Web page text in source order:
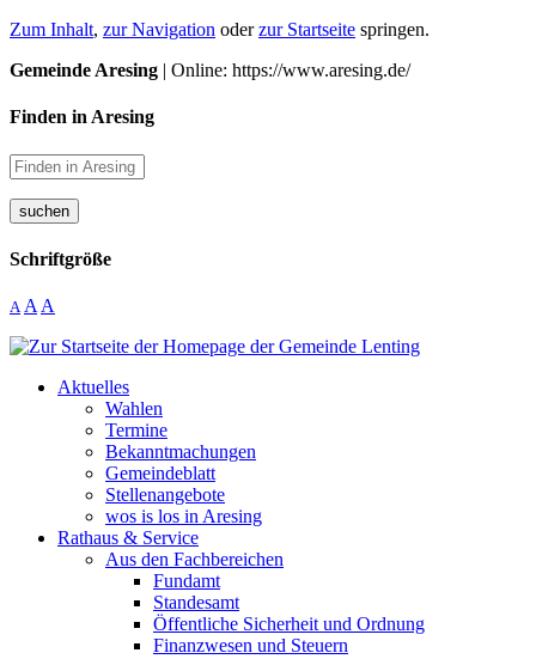
Zum Inhalt, zur Navigation oderzur Startseite springen.
Gemeinde Aresing | Online: https://www.aresing.de/
Finden in Aresing
suchen
Schriftgröße
A A A
Aktuelles
Wahlen
Termine
Bekanntmachungen
Gemeindeblatt
Stellenangebote
wos is los in Aresing
Rathaus & Service
Aus den Fachbereichen
Fundamt
Standesamt
Öffentliche Sicherheit und Ordnung
Finanzwesen und Steuern